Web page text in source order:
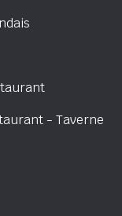
- Taverne